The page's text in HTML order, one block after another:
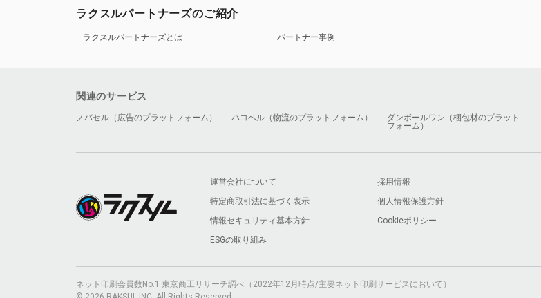
ラクスルパートナーズのご紹介
ラクスルパートナーズとは パートナー事例
関連のサービス
ノバセル（広告のプラットフォーム） ハコベル（物流のプラットフォーム）
ダンボールワン（梱包材のプラット
フォーム）
運営会社について 採用情報
特定商取引法に基づく表示
個人情報保護方針
情報セキュリティ基本方針
Cookieポリシー
ESGの取り組み
ネット印刷会員数No.1 東京商工リサーチ調べ（2022年12月時点/主要ネット印刷サービスにおいて）